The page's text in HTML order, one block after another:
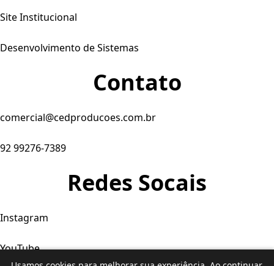
Site Institucional
Desenvolvimento de Sistemas
Contato
comercial@cedproducoes.com.br
92 99276-7389
Redes Socais
Instagram
YouTube